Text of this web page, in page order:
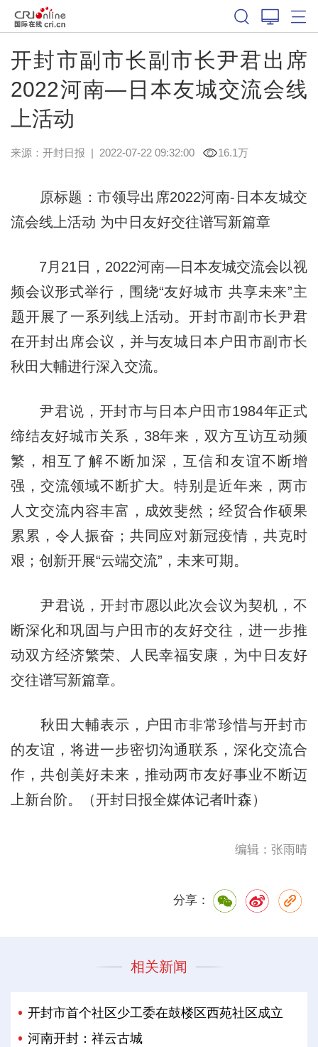
开封市副市长副市长尹君出席
2022河南—日本友城交流会线
上活动
来源： 开封日报 | 2022-07-22 09:32:00 16.1万
原标题：市领导出席2022河南-日本友城交
流会线上活动 为中日友好交往谱写新篇章
7月21日，2022河南—日本友城交流会以视
频会议形式举行，围绕“友好城市 共享未来”主
题开展了一系列线上活动。开封市副市长尹君
在开封出席会议，并与友城日本户田市副市长
秋田大輔进行深入交流。
尹君说，开封市与日本户田市1984年正式
缔结友好城市关系，38年来，双方互访互动频
繁，相互了解不断加深，互信和友谊不断增
强，交流领域不断扩大。特别是近年来，两市
人文交流内容丰富，成效斐然；经贸合作硕果
累累，令人振奋；共同应对新冠疫情，共克时
艰；创新开展“云端交流”，未来可期。
尹君说，开封市愿以此次会议为契机，不
断深化和巩固与户田市的友好交往，进一步推
动双方经济繁荣、人民幸福安康，为中日友好
交往谱写新篇章。
秋田大輔表示，户田市非常珍惜与开封市
的友谊，将进一步密切沟通联系，深化交流合
作，共创美好未来，推动两市友好事业不断迈
上新台阶。（开封日报全媒体记者叶森）
编辑：张雨晴
分享：
相关新闻
开封市首个社区少工委在鼓楼区西苑社区成立
河南开封：祥云古城